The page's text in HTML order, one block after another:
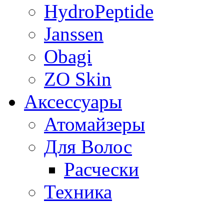
HydroPeptide
Janssen
Obagi
ZO Skin
Aксессуары
Атомайзеры
Для Волос
Расчески
Техника